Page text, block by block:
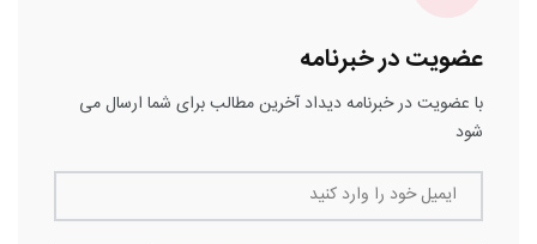
عضویت در خبرنامه
با عضویت در خبرنامه دیداد آخرین مطالب برای شما ارسال می
شود
ایمیل خود را وارد کنید